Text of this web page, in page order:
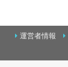
運営者情報